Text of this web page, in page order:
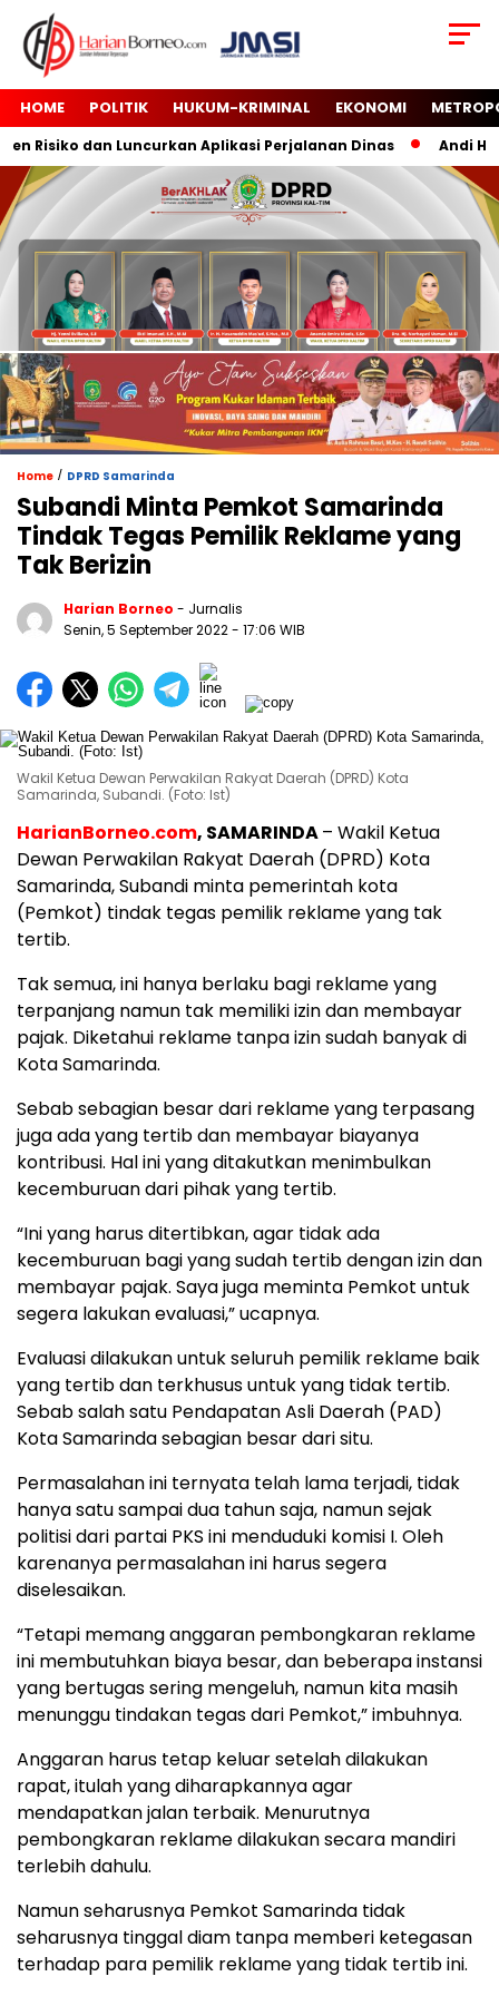
HOME POLITIK HUKUM-KRIMINAL EKONOMI
Risiko dan Luncurkan Aplikasi Perjalanan Dinas Andi
Home / DPRD Samarinda
Subandi Minta Pemkot Samarinda
Tindak Tegas Pemilik Reklame yang
Tak Berizin
Harian Borneo - Jurnalis
Senin, 5 September 2022- 17:06 WIB
Wakil Ketua Dewan Perwakilan Rakyat Daerah (DPRD) Kota
Samarinda, Subandi. (Foto: Ist)
HarianBorneo.com, SAMARINDA– Wakil Ketua
Dewan Perwakilan Rakyat Daerah (DPRD) Kota
Samarinda, Subandi minta pemerintah kota
(Pemkot) tindak tegas pemilik reklame yang tak
tertib.
Tak semua, ini hanya berlaku bagi reklame yang
terpanjang namun tak memiliki izin dan membayar
pajak. Diketahui reklame tanpa izin sudah banyak di
Kota Samarinda.
Sebab sebagian besar dari reklame yang terpasang
juga ada yang tertib dan membayar biayanya
kontribusi. Hal ini yang ditakutkan menimbulkan
kecemburuan dari pihak yang tertib.
“Ini yang harus ditertibkan, agar tidak ada
kecemburuan bagi yang sudah tertib dengan izin dan
membayar pajak. Saya juga meminta Pemkot untuk
segera lakukan evaluasi,” ucapnya.
Evaluasi dilakukan untuk seluruh pemilik reklame baik
yang tertib dan terkhusus untuk yang tidak tertib.
Sebab salah satu Pendapatan Asli Daerah (PAD)
Kota Samarinda sebagian besar dari situ.
Permasalahan ini ternyata telah lama terjadi, tidak
hanya satu sampai dua tahun saja, namun sejak
politisi dari partai PKS ini menduduki komisi I. Oleh
karenanya permasalahan ini harus segera
diselesaikan.
“Tetapi memang anggaran pembongkaran reklame
ini membutuhkan biaya besar, dan beberapa instansi
yang bertugas sering mengeluh, namun kita masih
menunggu tindakan tegas dari Pemkot,” imbuhnya.
Anggaran harus tetap keluar setelah dilakukan
rapat, itulah yang diharapkannya agar
mendapatkan jalan terbaik. Menurutnya
pembongkaran reklame dilakukan secara mandiri
terlebih dahulu.
Namun seharusnya Pemkot Samarinda tidak
seharusnya tinggal diam tanpa memberi ketegasan
terhadap para pemilik reklame yang tidak tertib ini.